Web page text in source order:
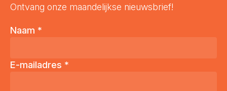
Ontvang onze maandelijkse nieuwsbrief!
Naam *
E-mailadres *